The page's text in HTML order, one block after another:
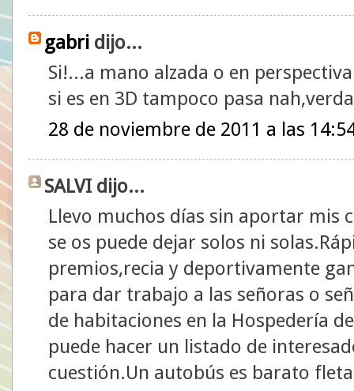
gabri dijo...
Si!...a mano alzada o en
si es en 3D tampoco pasa
28 de noviembre de 2011 a las
SALVI dijo...
Llevo muchos días sin aportar mis
se os puede dejar solos ni
premios,recia y deportivamente
para dar trabajo a las señoras o
de habitaciones en la Hospedería
puede hacer un listado de
cuestión.Un autobús es barato